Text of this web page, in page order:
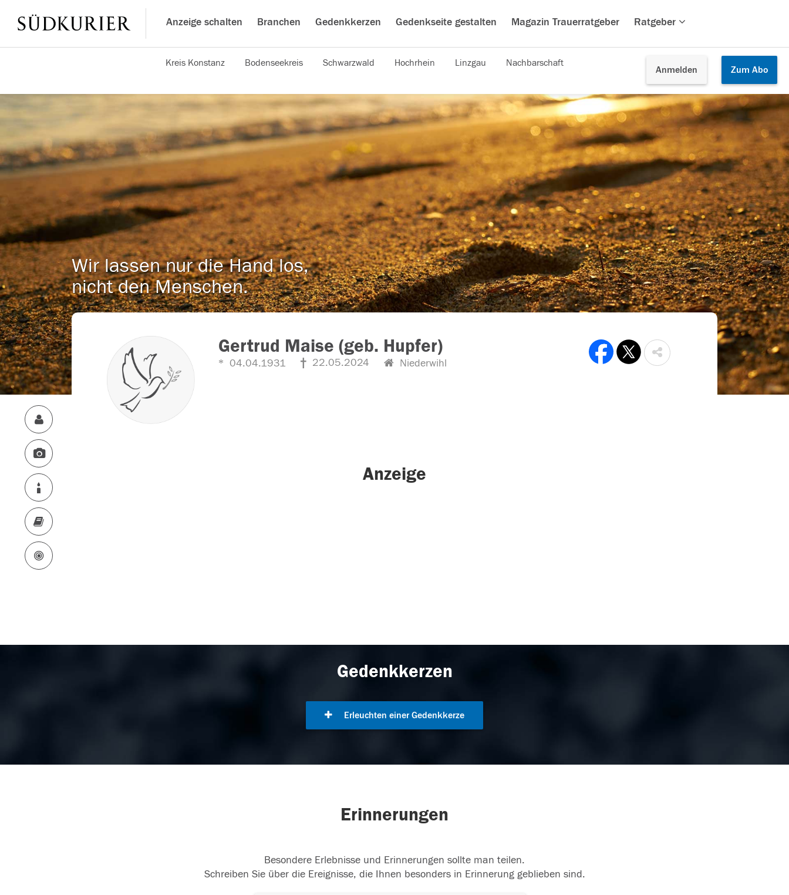
Anzeige schalten Branchen Gedenkkerzen Gedenkseite gestalten Magazin Trauerratgeber Ratgeber
Anmelden Zum Abo
Kreis Konstanz Bodenseekreis Schwarzwald Hochrhein Linzgau Nachbarschaft
Wir lassen nur die Hand los,
nicht den Menschen.
Gertrud Maise (geb. Hupfer)
04.04.1931 22.05.2024 Niederwihl
Anzeige
Gedenkkerzen
Erleuchten einer Gedenkkerze
Erinnerungen
Besondere Erlebnisse und Erinnerungen sollte man teilen.
Schreiben Sie über die Ereignisse, die Ihnen besonders in Erinnerung geblieben sind.